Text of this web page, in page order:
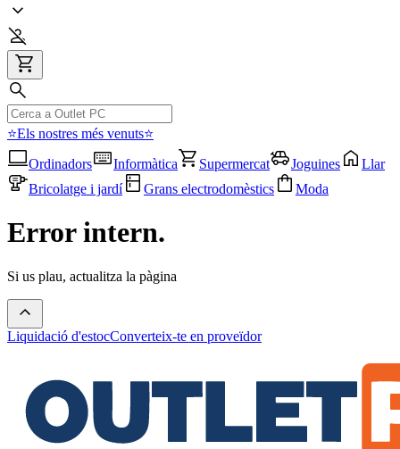
⭐Els nostres més venuts⭐
Ordinadors
Informàtica Supermercat Joguines
Llar
Bricolatge i jardí
Grans electrodomèstics Moda
Error intern.
Si us plau, actualitza la pàgina
Liquidació d'estocConverteix-te en proveïdor